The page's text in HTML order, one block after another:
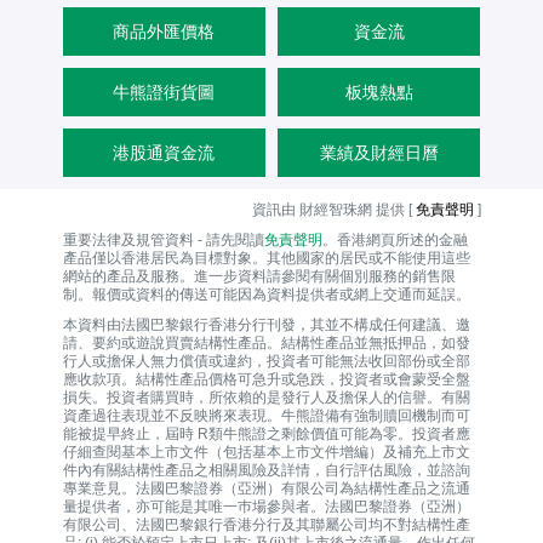
商品外匯價格 資金流
牛熊證街貨圖 板塊熱點
港股通資金流 業績及財經日曆
資訊由 財經智珠網 提供 [免責聲明 ]
重要法律及規管資料 - 請先閱讀免責聲明 。香港網頁所述的金融
產品僅以香港居民為目標對象。其他國家的居民或不能使用這些
網站的產品及服務。進一步資料請參閱有關個別服務的銷售限
制。報價或資料的傳送可能因為資料提供者或網上交通而延誤。
本資料由法國巴黎銀行香港分行刊發，其並不構成任何建議、邀
請、要約或遊說買賣結構性產品。結構性產品並無抵押品，如發
行人或擔保人無力償債或違約，投資者可能無法收回部份或全部
應收款項。結構性產品價格可急升或急跌，投資者或會蒙受全盤
損失。投資者購買時，所依賴的是發行人及擔保人的信譽。有關
資產過往表現並不反映將來表現。牛熊證備有強制贖回機制而可
能被提早終止，屆時 R類牛熊證之剩餘價值可能為零。投資者應
仔細查閱基本上市文件（包括基本上市文件增編）及補充上市文
件內有關結構性產品之相關風險及詳情，自行評估風險，並諮詢
專業意見。法國巴黎證券（亞洲）有限公司為結構性產品之流通
量提供者，亦可能是其唯一巿場參與者。法國巴黎證券（亞洲）
有限公司、法國巴黎銀行香港分行及其聯屬公司均不對結構性產